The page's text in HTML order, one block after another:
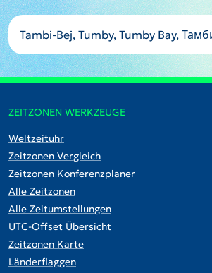
Tambi-Bej, Tumby, Tumby Bay,
ZEITZONEN WERKZEUGE
Weltzeituhr
Zeitzonen Vergleich
Zeitzonen Konferenzplaner
Alle Zeitzonen
Alle Zeitumstellungen
UTC-Offset Übersicht
Zeitzonen Karte
Länderflaggen